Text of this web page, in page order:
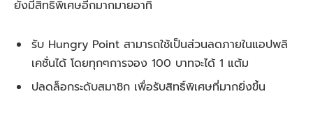
ยังมีสิทธิพิเศษอีกมากมายอาทิ
รับ Hungry Point สามารถใช้เป็นส่วนลดภายในแอปพลิ
เคชั่นได้ โดยทุกๆการจอง 100 บาทจะได้ 1 แต้ม
ปลดล็อกระดับสมาชิก เพื่อรับสิทธิ์พิเศษที่มากยิ่งขึ้น